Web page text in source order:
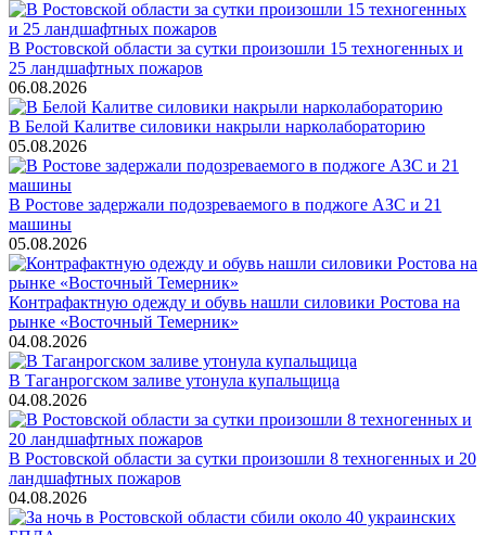
В Ростовской области за сутки произошли 15 техногенных и
25 ландшафтных пожаров
06.08.2026
В Белой Калитве силовики накрыли нарколабораторию
05.08.2026
В Ростове задержали подозреваемого в поджоге АЗС и 21
машины
05.08.2026
Контрафактную одежду и обувь нашли силовики Ростова на
рынке «Восточный Темерник»
04.08.2026
В Таганрогском заливе утонула купальщица
04.08.2026
В Ростовской области за сутки произошли 8 техногенных и 20
ландшафтных пожаров
04.08.2026